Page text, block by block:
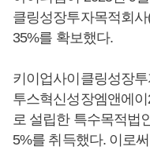
클링성장투자목적회
35%를 확보했다.
키이업사이클링성장
투스혁신성장엠앤에
로 설립한 특수목적법
5%를 취득했다. 이로